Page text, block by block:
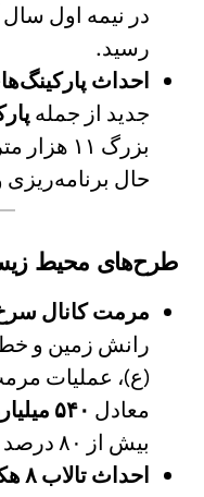
در نیمه اول سال
رسید.
احداث
جدید از جمله
حال
طرح‌های محیط
مرمت کانال
رانش زمین و
(ع)، عملیات
معادل ۵۴۰ میلیارد تومان
بیش از ۸۰ درصد پیشرفت داشته است.
احداث تالاب ۸ هکتاری: